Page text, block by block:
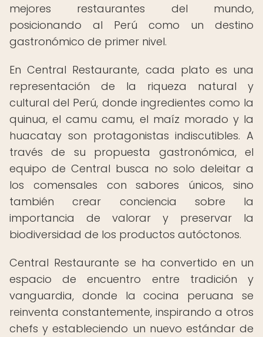
mejores restaurantes del mundo,
posicionando al Perú como un destino
gastronómico de primer nivel.
En Central Restaurante, cada plato es una
representación de la riqueza natural y
cultural del Perú, donde ingredientes como la
quinua, el camu camu, el maíz morado y la
huacatay son protagonistas indiscutibles. A
través de su propuesta gastronómica, el
equipo de Central busca no solo deleitar a
los comensales con sabores únicos, sino
también crear conciencia sobre la
importancia de valorar y preservar la
biodiversidad de los productos autóctonos.
Central Restaurante se ha convertido en un
espacio de encuentro entre tradición y
vanguardia, donde la cocina peruana se
reinventa constantemente, inspirando a otros
chefs y estableciendo un nuevo estándar de